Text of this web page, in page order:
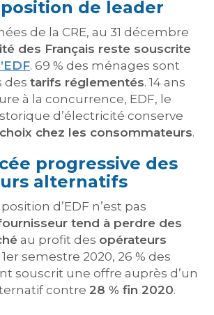
position de leader
de la CRE, au 31 décembre
des Français reste souscrite
. 69 % des ménages sont
des tarifs réglementés. 14 ans
à la concurrence, EDF, le
d’électricité conserve
chez les consommateurs.
progressive des
alternatifs
d’EDF n’est pas
tend à perdre des
au profit des opérateurs
1er semestre 2020, 26 % des
souscrit une offre auprès d’un
contre 28 % fin 2020.